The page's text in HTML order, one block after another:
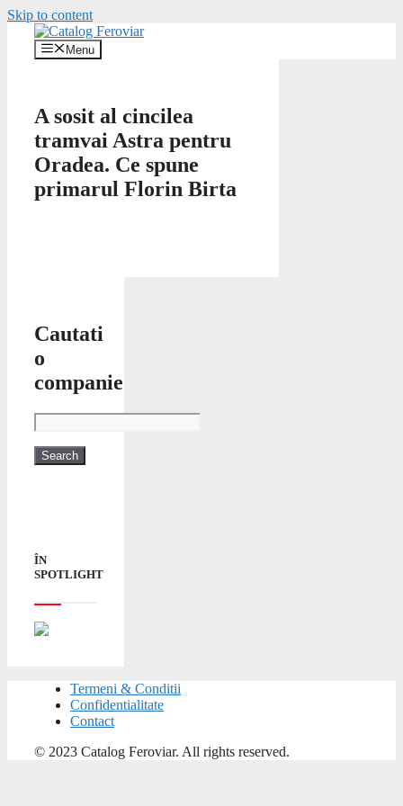
Skip to content
Menu
A sosit al cincilea
tramvai Astra pentru
Oradea. Ce spune
primarul Florin Birta
Cautati
o
companie
ÎN
SPOTLIGHT
Termeni & Conditii
Confidentialitate
Contact
© 2023 Catalog Feroviar. All rights reserved.